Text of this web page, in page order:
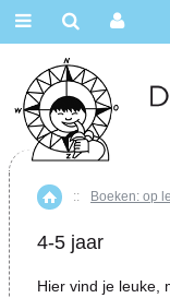
Home
:: Boeken: op
4-5 jaar
Hier vind je leuke,